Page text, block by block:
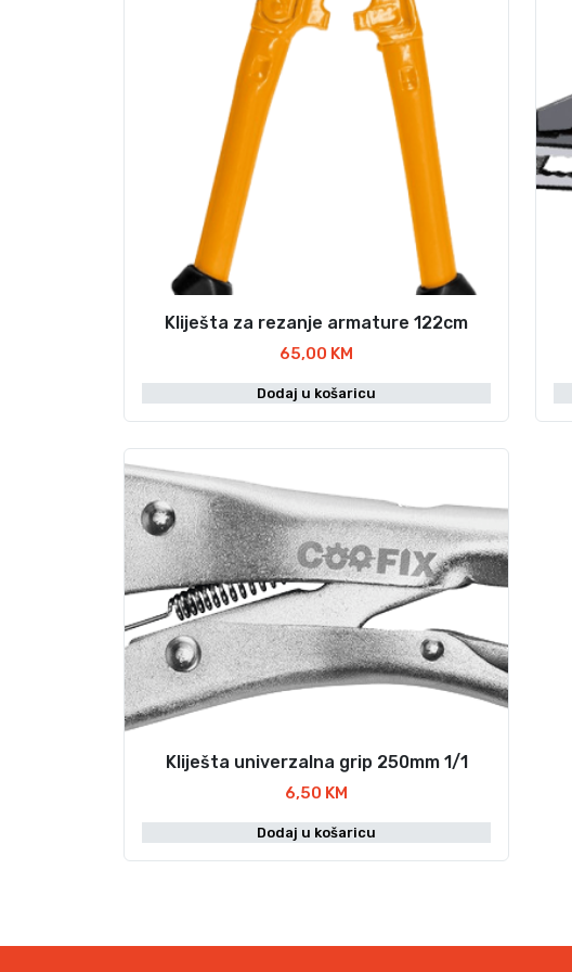
Kliješta za rezanje armature 122cm
65,00 KM
Dodaj u košaricu
Kliješta univerzalna grip 250mm 1/1
6,50 KM
Dodaj u košaricu